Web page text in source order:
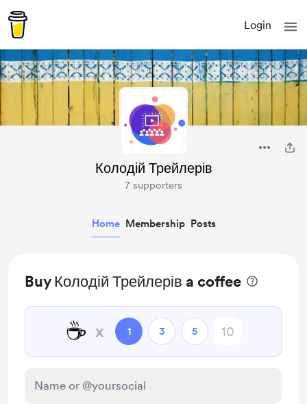
Login
Колодій Трейлерів
7 supporters
Home Membership Posts
Buy Колодій Трейлерів a coffee
☕ x 1 3 5